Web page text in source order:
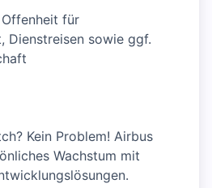
für
Dienstreisen sowie ggf.
Kein Problem! Airbus
Wachstum mit